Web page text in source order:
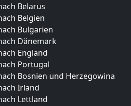
Belarus
Belgien
Bulgarien
Dänemark
England
Portugal
Bosnien und Herzegowina
Irland
Lettland